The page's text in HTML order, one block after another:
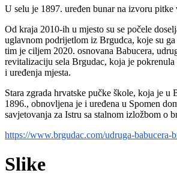
U selu je 1897. uređen bunar na izvoru pitke
Od kraja 2010-ih u mjesto su se počele
uglavnom podrijetlom iz Brgudca, koje su
tim je ciljem 2020. osnovana Babucera,
revitalizaciju sela Brgudac, koja je
i uređenja mjesta.
Stara zgrada hrvatske pučke škole, koja je u
1896., obnovljena je i uređena u Spomen
savjetovanja za Istru sa stalnom izložbom o
https://www.brgudac.com/udruga-babucera-
Slike